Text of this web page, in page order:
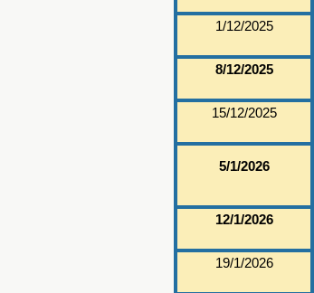
1/12/2025
8/12/2025
15/12/2025
5/1/2026
12/1/2026
19/1/2026